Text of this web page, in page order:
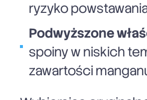
ryzyko
Podwyższone
spoiny w niskich
zawartości